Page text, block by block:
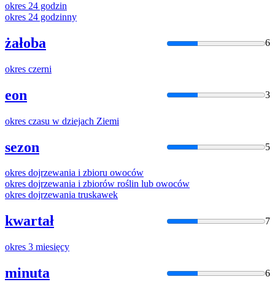
okres 24 godzin
okres 24 godzinny
żałoba 6
okres czerni
eon 3
okres czasu w dziejach Ziemi
sezon 5
okres dojrzewania i zbioru owoców
okres dojrzewania i zbiorów roślin lub owoców
okres dojrzewania truskawek
kwartał 7
okres 3 miesięcy
minuta 6